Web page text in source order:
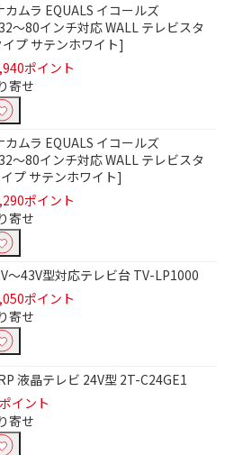
カムラ EQUALS イコールズ
～80インチ対応 WALL テレビスタ
イプ サテンホワイト]
ポイント
寄せ
カムラ EQUALS イコールズ
～80インチ対応 WALL テレビスタ
プ サテンホワイト]
ポイント
寄せ
～43V型対応テレビ台 TV-LP1000
ポイント
寄せ
液晶テレビ 24V型 2T-C24GE1
イント
寄せ